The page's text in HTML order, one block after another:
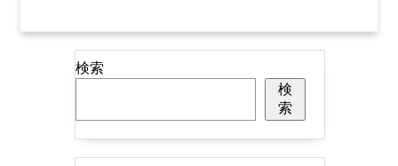
検索
検
索